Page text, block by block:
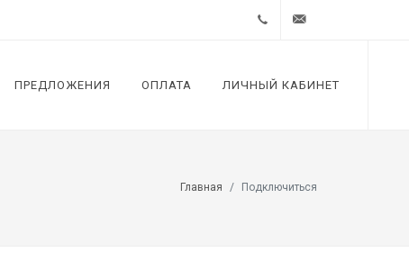
ПРЕДЛОЖЕНИЯ ОПЛАТА ЛИЧНЫЙ КАБИНЕТ
Главная Подключиться